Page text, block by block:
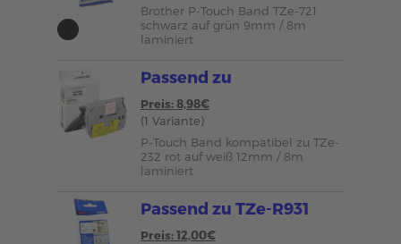
Brother P-Touch Band TZe-721
schwarz auf grün 9mm / 8m
laminiert
Passend zu
Preis: 8,98€
(1 Variante)
P-Touch Band kompatibel zu TZe-
232 rot auf weiß 12mm / 8m
laminiert
Passend zu TZe-R931
Preis: 12,00€